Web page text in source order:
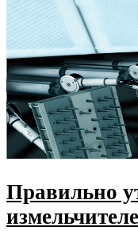
Правильно